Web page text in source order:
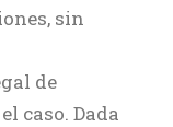
sin
de
caso. Dada